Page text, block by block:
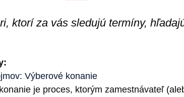
ktorí za vás sledujú termíny,
Výberové konanie
je proces, ktorým zamestnávateľ